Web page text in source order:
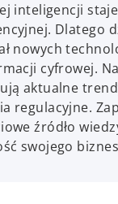
inteligencji
Dlatego
nowych
cyfrowej.
aktualne
regulacyjne.
źródło
swojego